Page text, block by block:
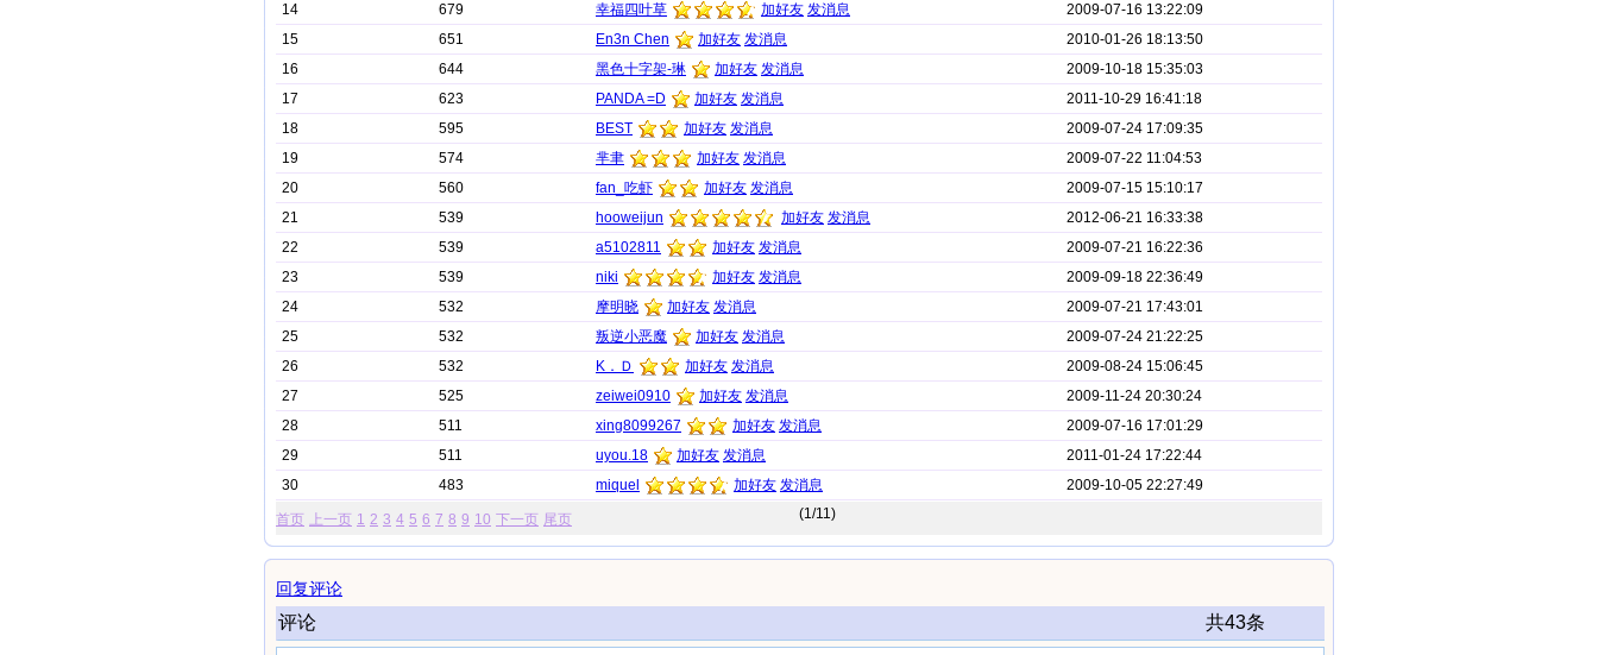
14
679 幸福四叶草 加好友 发消息
2009-07-16 13:22:09
15
651 En3n Chen 加好友 发消息
2010-01-26 18:13:50
16
644 黑色十字架-琳 加好友 发消息
2009-10-18 15:35:03
17
623 PANDA =D 加好友 发消息
2011-10-29 16:41:18
18
595 BEST 加好友 发消息
2009-07-24 17:09:35
19
574 芈聿 加好友 发消息
2009-07-22 11:04:53
20
560 fan_吃虾 加好友 发消息
2009-07-15 15:10:17
21
539 hooweijun 加好友 发消息
2012-06-21 16:33:38
22
539 a5102811 加好友 发消息
2009-07-21 16:22:36
23
539 niki 加好友 发消息
2009-09-18 22:36:49
24
532 摩明晓 加好友 发消息
2009-07-21 17:43:01
25
532 叛逆小恶魔 加好友 发消息
2009-07-24 21:22:25
26
532 K．Ｄ 加好友 发消息
2009-08-24 15:06:45
27
525 zeiwei0910 加好友 发消息
2009-11-24 20:30:24
28
511 xing8099267 加好友 发消息
2009-07-16 17:01:29
29
511 uyou.18 加好友 发消息
2011-01-24 17:22:44
30
483 miquel 加好友 发消息 2009-10-05 22:27:49
首页 上一页 1 2 3 4 5 6 7 8 9 10 下一页 尾页 (1/11)
回复评论
评论 共43条